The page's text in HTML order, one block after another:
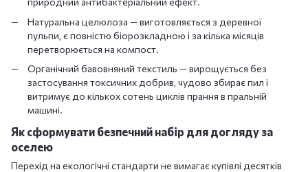
Натуральна целюлоза — виготовляється з деревної
пульпи, є повністю біорозкладною і за кілька місяців
перетворюється на компост.
Органічний бавовняний текстиль — вирощується без
застосування токсичних добрив, чудово збирає пил і
витримує до кількох сотень циклів прання в пральній
машині.
Як сформувати безпечний набір для догляду за
оселею
Перехід на екологічні стандарти не вимагає купівлі десятків